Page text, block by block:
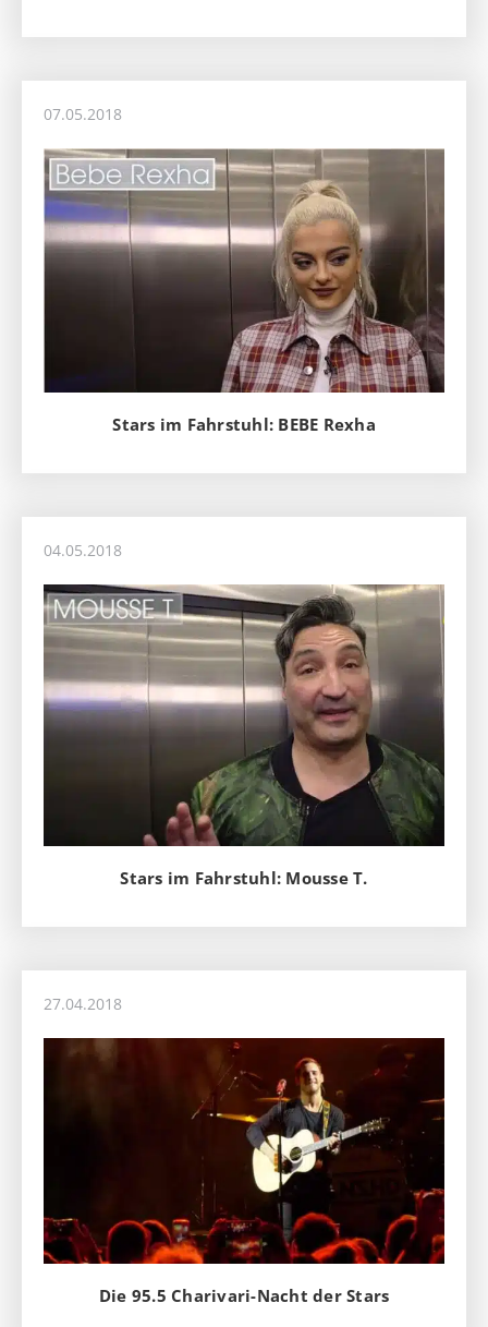
07.05.2018
Stars im Fahrstuhl: BEBE Rexha
04.05.2018
Stars im Fahrstuhl: Mousse T.
27.04.2018
Die 95.5 Charivari-Nacht der Stars